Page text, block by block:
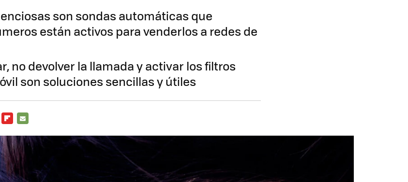
son sondas automáticas que
están activos para venderlos a redes de
no devolver la llamada y activar los filtros
son soluciones sencillas y útiles
MAIL